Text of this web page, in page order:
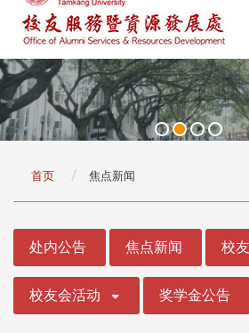
首页 焦点新闻
处内公告 焦点新闻 校
校友会活动 奖学金公告